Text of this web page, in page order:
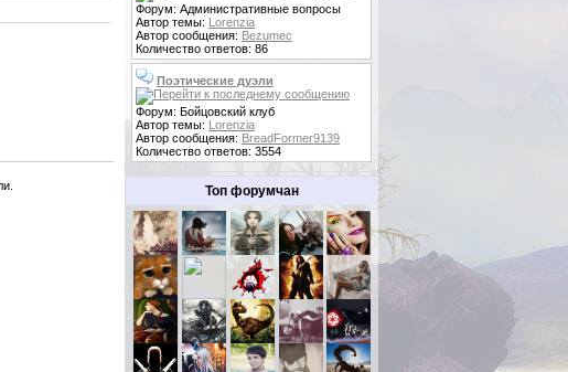
Форум: Административные вопросы
Автор темы: Lorenzia
Автор сообщения: Bezumec
Количество ответов: 86
Поэтические дуэли
Форум: Бойцовский клуб
Автор темы: Lorenzia
Автор сообщения: BreadFormer9139
Количество ответов: 3554
Топ форумчан